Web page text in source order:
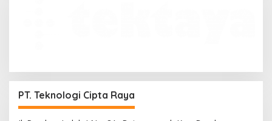
PT. Teknologi Cipta Raya